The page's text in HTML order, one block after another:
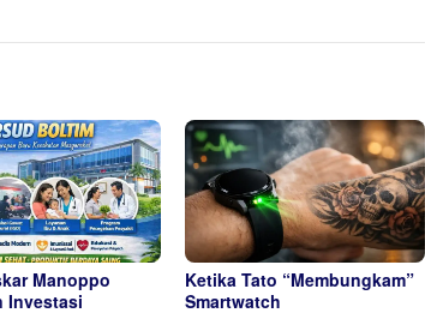
Manoppo
Investasi
Ketika Tato “Membungkam”
Smartwatch